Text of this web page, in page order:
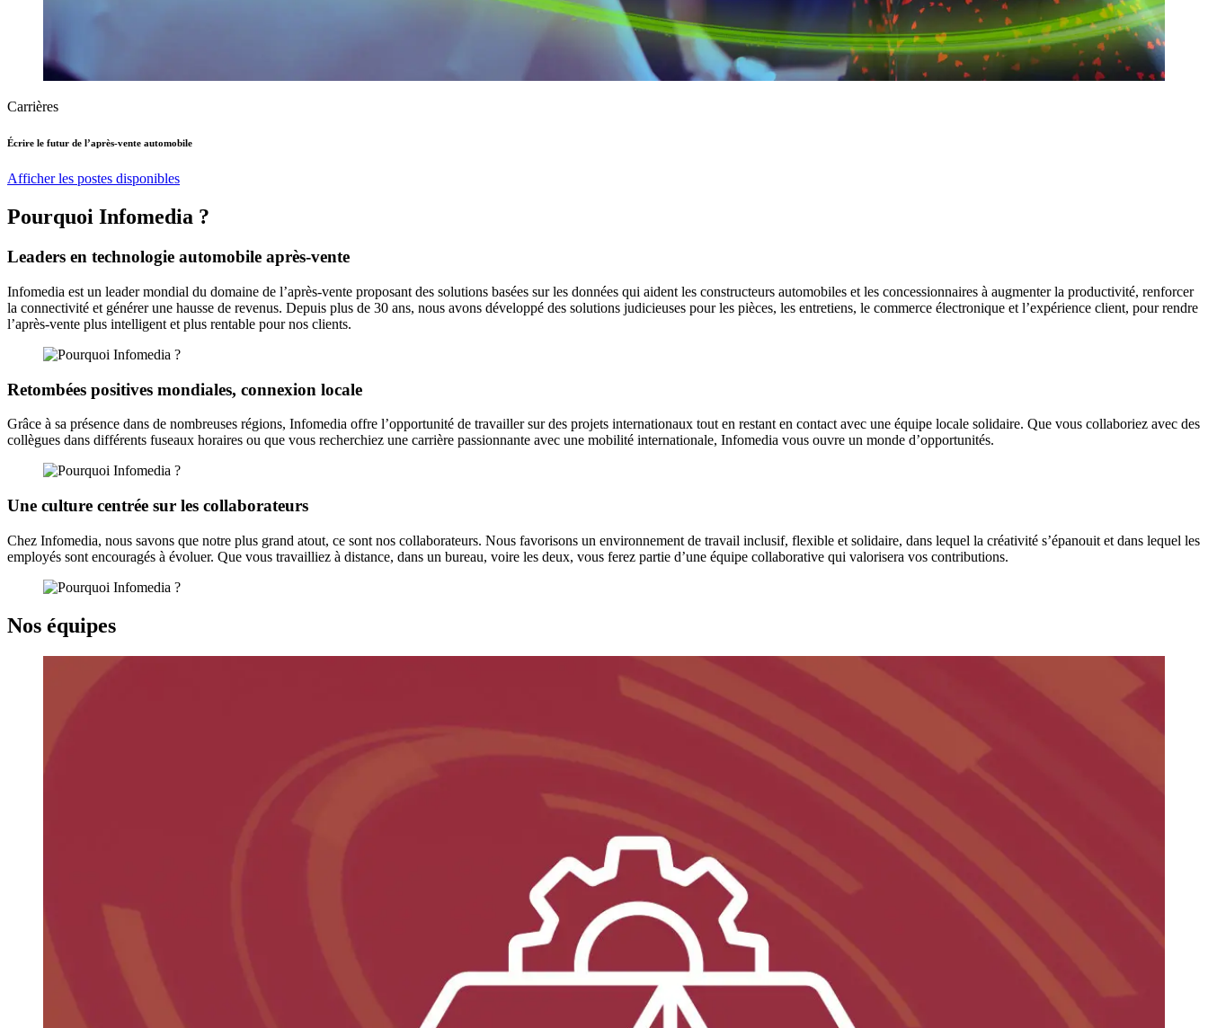
Carrières
Écrire le futur de l’après-vente automobile
Afficher les postes disponibles
Pourquoi Infomedia ?
Leaders en technologie automobile après-vente
Infomedia est un leader mondial du domaine de l’après-vente proposant des solutions basées sur les données qui aident les constructeurs automobiles et les concessionnaires à augmenter la productivité, renforcer
la connectivité et générer une hausse de revenus. Depuis plus de 30 ans, nous avons développé des solutions judicieuses pour les pièces, les entretiens, le commerce électronique et l’expérience client, pour rendre
l’après-vente plus intelligent et plus rentable pour nos clients.
Retombées positives mondiales, connexion locale
Grâce à sa présence dans de nombreuses régions, Infomedia offre l’opportunité de travailler sur des projets internationaux tout en restant en contact avec une équipe locale solidaire. Que vous collaboriez avec des
collègues dans différents fuseaux horaires ou que vous recherchiez une carrière passionnante avec une mobilité internationale, Infomedia vous ouvre un monde d’opportunités.
Une culture centrée sur les collaborateurs
Chez Infomedia, nous savons que notre plus grand atout, ce sont nos collaborateurs. Nous favorisons un environnement de travail inclusif, flexible et solidaire, dans lequel la créativité s’épanouit et dans lequel les
employés sont encouragés à évoluer. Que vous travailliez à distance, dans un bureau, voire les deux, vous ferez partie d’une équipe collaborative qui valorisera vos contributions.
Nos équipes